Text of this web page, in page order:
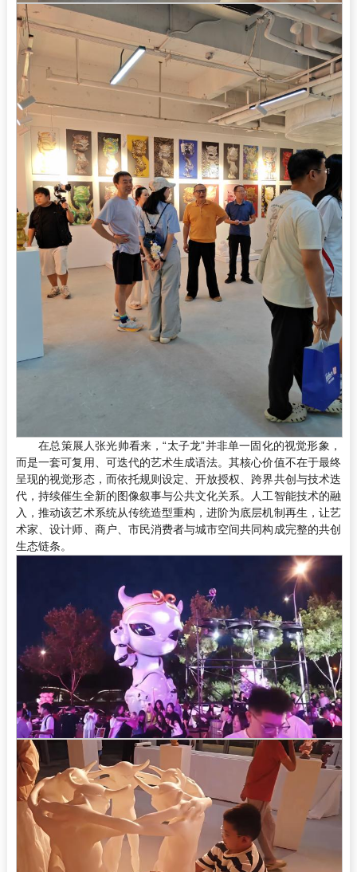
在总策展人张光帅看来，“太子龙”并非单一固化的视觉形象，
而是一套可复用、可迭代的艺术生成语法。其核心价值不在于最终
呈现的视觉形态，而依托规则设定、开放授权、跨界共创与技术迭
代，持续催生全新的图像叙事与公共文化关系。人工智能技术的融
入，推动该艺术系统从传统造型重构，进阶为底层机制再生，让艺
术家、设计师、商户、市民消费者与城市空间共同构成完整的共创
生态链条。